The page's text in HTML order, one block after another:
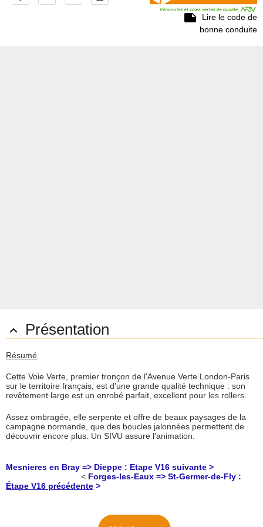

Lire le code de
bonne conduite
 Présentation
Résumé
Cette Voie Verte, premier tronçon de l'Avenue Verte London-Paris
sur le territoire français, est d'une grande qualité technique : son
revêtement large est un enrobé parfait, excellent pour les rollers.
Assez ombragée, elle serpente et offre de beaux paysages de la
campagne normande, que des boucles jalonnées permettent de
découvrir encore plus. Un SIVU assure l'animation.
Mesnieres en Bray => Dieppe : Etape V16 suivante >
< Forges-les-Eaux => St-Germer-de-Fly :
Étape V16 précédente >